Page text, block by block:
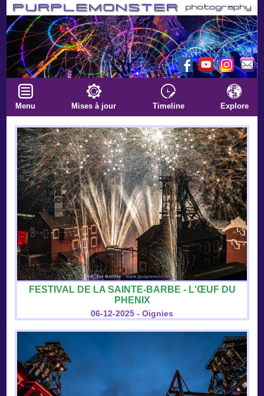
Menu Mises à jour Timeline Explore
FESTIVAL DE LA SAINTE-BARBE - L'ŒUF DU
PHENIX
06-12-2025 - Oignies